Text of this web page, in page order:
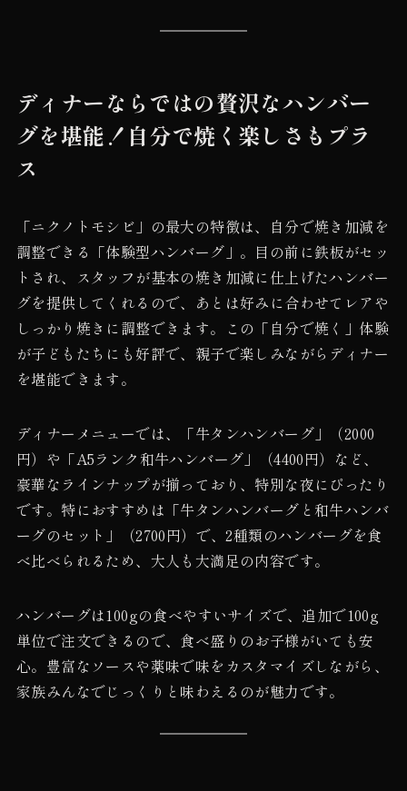
ディナーならではの贅沢なハンバー
グを堪能！自分で焼く楽しさもプラ
ス
「ニクノトモシビ」の最大の特徴は、自分で焼き加減を
調整できる「体験型ハンバーグ」。目の前に鉄板がセッ
トされ、スタッフが基本の焼き加減に仕上げたハンバー
グを提供してくれるので、あとは好みに合わせてレアや
しっかり焼きに調整できます。この「自分で焼く」体験
が子どもたちにも好評で、親子で楽しみながらディナー
を堪能できます。
ディナーメニューでは、「牛タンハンバーグ」（2000
円）や「A5ランク和牛ハンバーグ」（4400円）など、
豪華なラインナップが揃っており、特別な夜にぴったり
です。特におすすめは「牛タンハンバーグと和牛ハンバ
ーグのセット」（2700円）で、2種類のハンバーグを食
べ比べられるため、大人も大満足の内容です。
ハンバーグは100gの食べやすいサイズで、追加で100g
単位で注文できるので、食べ盛りのお子様がいても安
心。豊富なソースや薬味で味をカスタマイズしながら、
家族みんなでじっくりと味わえるのが魅力です。